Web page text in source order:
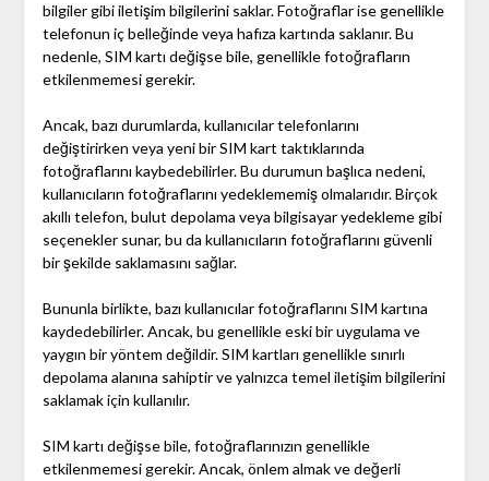
bilgiler gibi iletişim bilgilerini saklar. Fotoğraflar ise genellikle
telefonun iç belleğinde veya hafıza kartında saklanır. Bu
nedenle, SIM kartı değişse bile, genellikle fotoğrafların
etkilenmemesi gerekir.
Ancak, bazı durumlarda, kullanıcılar telefonlarını
değiştirirken veya yeni bir SIM kart taktıklarında
fotoğraflarını kaybedebilirler. Bu durumun başlıca nedeni,
kullanıcıların fotoğraflarını yedeklememiş olmalarıdır. Birçok
akıllı telefon, bulut depolama veya bilgisayar yedekleme gibi
seçenekler sunar, bu da kullanıcıların fotoğraflarını güvenli
bir şekilde saklamasını sağlar.
Bununla birlikte, bazı kullanıcılar fotoğraflarını SIM kartına
kaydedebilirler. Ancak, bu genellikle eski bir uygulama ve
yaygın bir yöntem değildir. SIM kartları genellikle sınırlı
depolama alanına sahiptir ve yalnızca temel iletişim bilgilerini
saklamak için kullanılır.
SIM kartı değişse bile, fotoğraflarınızın genellikle
etkilenmemesi gerekir. Ancak, önlem almak ve değerli